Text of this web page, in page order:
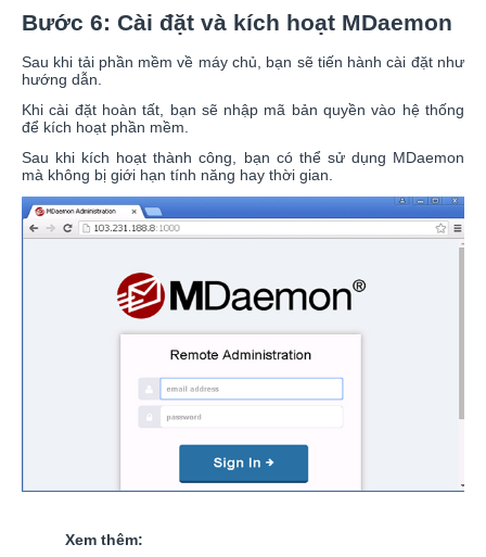
Bước 6: Cài đặt và kích hoạt MDaemon
Sau khi tải phần mềm về máy chủ, bạn sẽ tiến hành cài đặt như
hướng dẫn.
Khi cài đặt hoàn tất, bạn sẽ nhập mã bản quyền vào hệ thống
để kích hoạt phần mềm.
Sau khi kích hoạt thành công, bạn có thể sử dụng MDaemon
mà không bị giới hạn tính năng hay thời gian.
Xem thêm: